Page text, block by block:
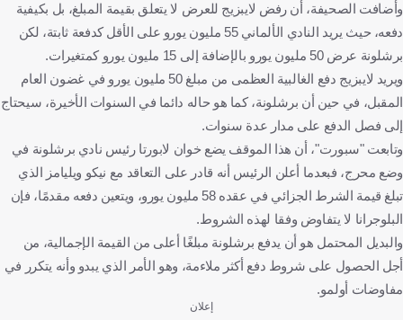
وأضافت الصحيفة، أن رفض لايبزيج للعرض لا يتعلق بقيمة المبلغ، بل بكيفية
دفعه، حيث يريد النادي الألماني 55 مليون يورو على الأقل كدفعة ثابتة، لكن
برشلونة عرض 50 مليون يورو بالإضافة إلى 15 مليون يورو كمتغيرات.
ويريد لايبزيج دفع الغالبية العظمى من مبلغ 50 مليون يورو في غضون العام
المقبل، في حين أن برشلونة، كما هو حاله دائما في السنوات الأخيرة، سيحتاج
إلى فصل الدفع على مدار عدة سنوات.
وتابعت "سبورت"، أن هذا الموقف يضع خوان لابورتا رئيس نادي برشلونة في
وضع محرج، فبعدما أعلن الرئيس أنه قادر على التعاقد مع نيكو ويليامز الذي
تبلغ قيمة الشرط الجزائي في عقده 58 مليون يورو، ويتعين دفعه مقدمًا، فإن
البلوجرانا لا يتفاوض وفقا لهذه الشروط.
والبديل المحتمل هو أن يدفع برشلونة مبلغًا أعلى من القيمة الإجمالية، من
أجل الحصول على شروط دفع أكثر ملاءمة، وهو الأمر الذي يبدو وأنه يتكرر في
مفاوضات أولمو.
إعلان